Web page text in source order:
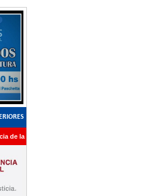
de la Nación una medalla al Dr. Raul